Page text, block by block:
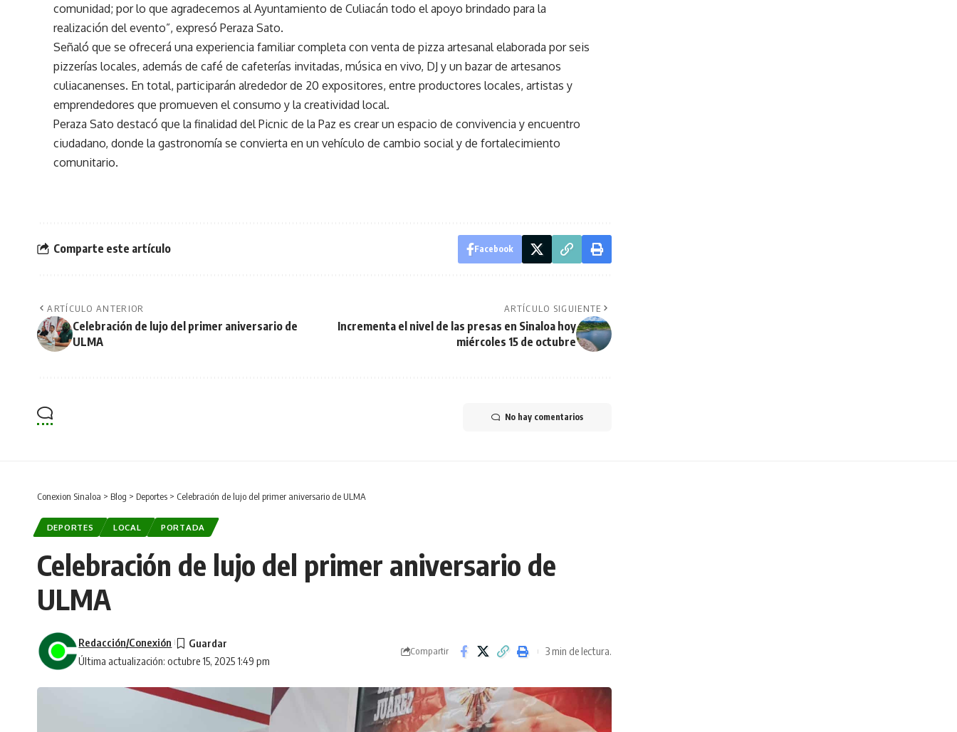
comunidad; por lo que agradecemos al Ayuntamiento de Culiacán todo el apoyo brindado para la
realización del evento”, expresó Peraza Sato.
Señaló que se ofrecerá una experiencia familiar completa con venta de pizza artesanal elaborada por seis
pizzerías locales, además de café de cafeterías invitadas, música en vivo, DJ y un bazar de artesanos
culiacanenses. En total, participarán alrededor de 20 expositores, entre productores locales, artistas y
emprendedores que promueven el consumo y la creatividad local.
Peraza Sato destacó que la finalidad del Picnic de la Paz es crear un espacio de convivencia y encuentro
ciudadano, donde la gastronomía se convierta en un vehículo de cambio social y de fortalecimiento
comunitario.
Comparte este artículo Facebook
ARTÍCULO ANTERIOR
Celebración de lujo del primer aniversario de
ULMA
ARTÍCULO SIGUIENTE
Incrementa el nivel de las presas en Sinaloa hoy
miércoles 15 de octubre
No hay comentarios
Conexion Sinaloa > Blog > Deportes > Celebración de lujo del primer aniversario de ULMA
DEPORTES LOCAL PORTADA
Celebración de lujo del primer aniversario de
ULMA
Última actualización: octubre 15, 2025 1:49 pm
Redacción/Conexión
Compartir 3 min de lectura.